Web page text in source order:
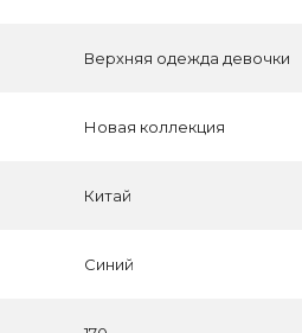
Верхняя одежда девочки
Новая коллекция
Китай
Синий